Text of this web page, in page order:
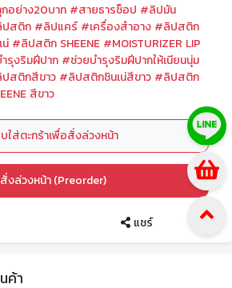
อย่าง20บาท #สายธารช็อป #ลิปมัน
สติก #ลิปแคร์ #เครื่องสำอาง #ลิปสติก
น่ #ลิปสติก SHEENE #MOISTURIZER LIP
รุงริมฝีปาก #ช่วยบำรุงริมฝีปากให้เนียนนุ่ม
สติกสีขาว #ลิปสติกชินเน่สีขาว #ลิปสติก
สีขาว
ใส่ตะกร้าเพื่อสั่งล่วงหน้า
สั่งล่วงหน้า (Preorder)
แชร์
ค้า